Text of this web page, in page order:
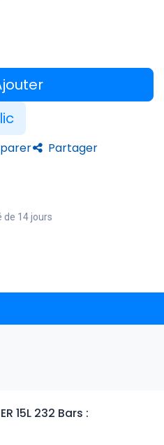
Partager
14 jours
15L 232 Bars :